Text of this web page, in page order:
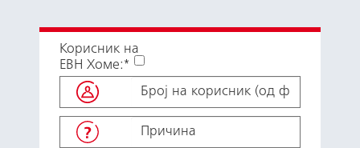
Корисник на
ЕВН Хоме:*